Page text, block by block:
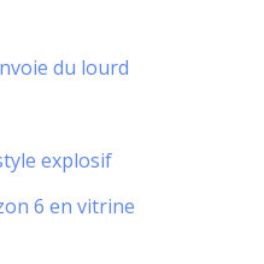
du lourd
explosif
6 en vitrine